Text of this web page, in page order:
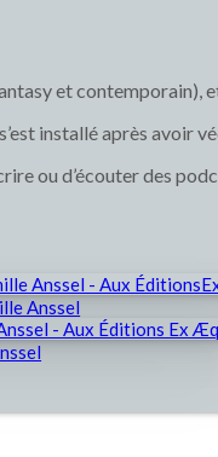
et
installé après avoir
ou d’écouter des
Anssel